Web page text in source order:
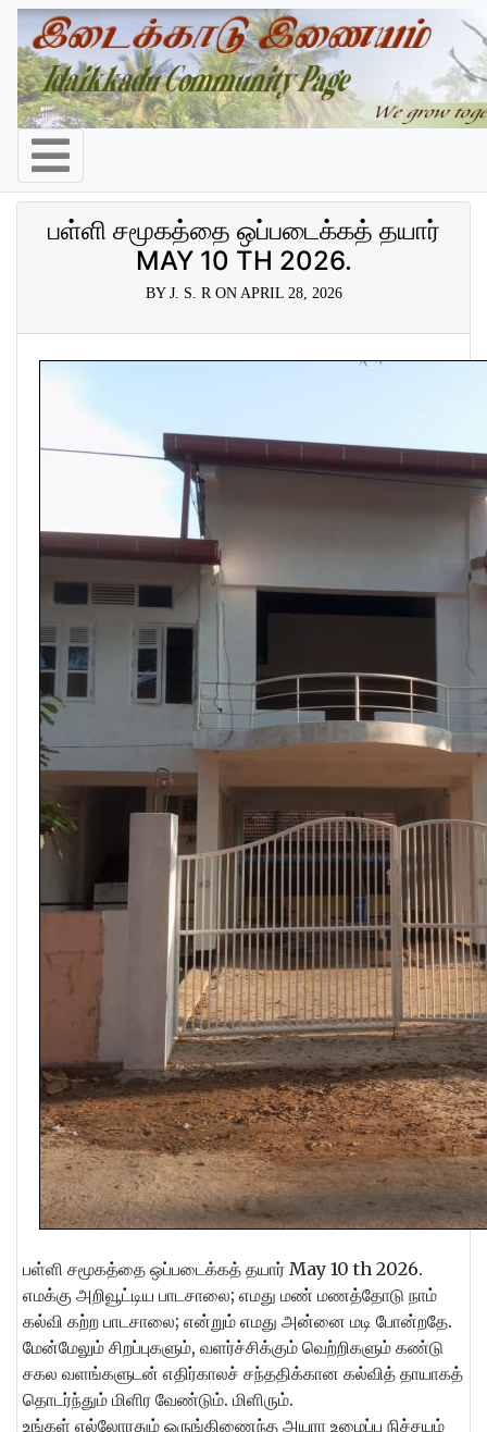
பள்ளி சமூகத்தை ஒப்படைக்கத் தயார்
MAY 10 TH 2026.
BY J. S. R ON APRIL 28, 2026
பள்ளி சமூகத்தை ஒப்படைக்கத் தயார் May 10 th 2026.
எமக்கு அறிவூட்டிய பாடசாலை; எமது மண் மணத்தோடு நாம்
கல்வி கற்ற பாடசாலை; என்றும் எமது அன்னை மடி போன்றதே.
மேன்மேலும் சிறப்புகளும், வளர்ச்சிக்கும் வெற்றிகளும் கண்டு
சகல வளங்களுடன் எதிர்காலச் சந்ததிக்கான கல்வித் தாயாகத்
தொடர்ந்தும் மிளிர வேண்டும். மிளிரும்.
உங்கள் எல்லோரதும் ஒருங்கிணைந்த அயரா உழைப்பு நிச்சயம்